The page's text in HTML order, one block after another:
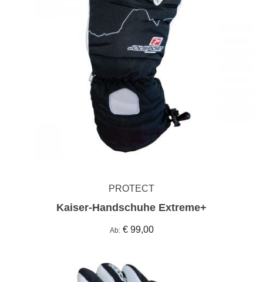
PROTECT
Kaiser-Handschuhe Extreme+
Ab € 99,00